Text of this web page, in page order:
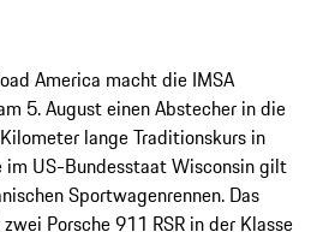
America macht die IMSA
5. August einen Abstecher in die
lange Traditionskurs in
im US-Bundesstaat Wisconsin gilt
Sportwagenrennen. Das
Porsche 911 RSR in der Klasse